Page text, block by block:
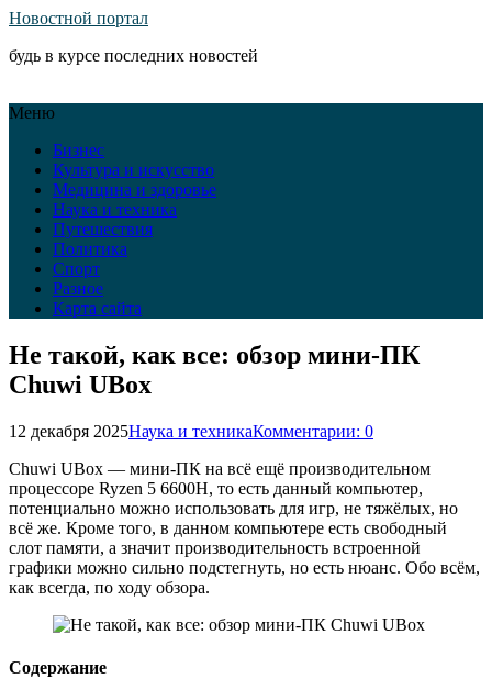
Новостной портал
будь в курсе последних новостей
Меню
Бизнес
Культура и искусство
Медицина и здоровье
Наука и техника
Путешествия
Политика
Спорт
Разное
Карта сайта
Не такой, как все: обзор мини-ПК
Chuwi UBox
12 декабря 2025Наука и техникаКомментарии: 0
Chuwi UBox — мини-ПК на всё ещё производительном
процессоре Ryzen 5 6600H, то есть данный компьютер,
потенциально можно использовать для игр, не тяжёлых, но
всё же. Кроме того, в данном компьютере есть свободный
слот памяти, а значит производительность встроенной
графики можно сильно подстегнуть, но есть нюанс. Обо всём,
как всегда, по ходу обзора.
Содержание